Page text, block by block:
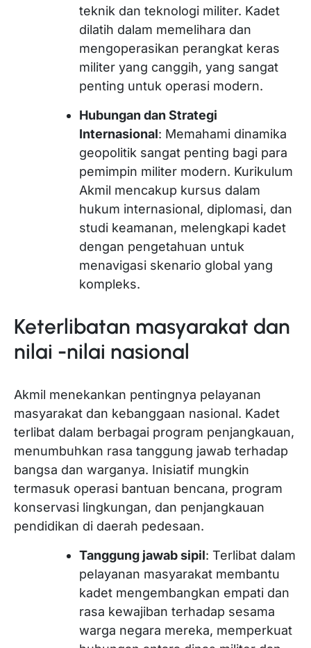
teknik dan teknologi militer. Kadet
dilatih dalam memelihara dan
mengoperasikan perangkat keras
militer yang canggih, yang sangat
penting untuk operasi modern.
Hubungan dan Strategi
Internasional: Memahami dinamika
geopolitik sangat penting bagi para
pemimpin militer modern. Kurikulum
Akmil mencakup kursus dalam
hukum internasional, diplomasi, dan
studi keamanan, melengkapi kadet
dengan pengetahuan untuk
menavigasi skenario global yang
kompleks.
Keterlibatan masyarakat dan
nilai -nilai nasional
Akmil menekankan pentingnya pelayanan
masyarakat dan kebanggaan nasional. Kadet
terlibat dalam berbagai program penjangkauan,
menumbuhkan rasa tanggung jawab terhadap
bangsa dan warganya. Inisiatif mungkin
termasuk operasi bantuan bencana, program
konservasi lingkungan, dan penjangkauan
pendidikan di daerah pedesaan.
Tanggung jawab sipil: Terlibat dalam
pelayanan masyarakat membantu
kadet mengembangkan empati dan
rasa kewajiban terhadap sesama
warga negara mereka, memperkuat